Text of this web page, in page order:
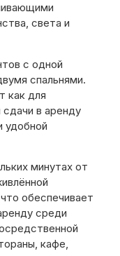
света и
с одной
спальнями.
как для
сдачи в аренду
удобной
минутах от
обеспечивает
среди
кафе,